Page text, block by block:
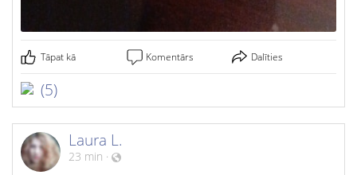
Tāpat kā Komentārs Dalīties
(5)
Laura L.
23 min ·